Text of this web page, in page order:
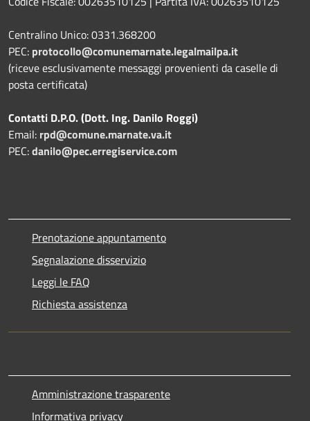
Centralino Unico: 0331.368200
PEC: protocollo@comunemarnate.legalmailpa.it
(riceve esclusivamente messaggi provenienti da caselle di
posta certificata)
Contatti D.P.O. (Dott. Ing. Danilo Roggi)
Email: rpd@comune.marnate.va.it
PEC:danilo@pec.erregiservice.com
Prenotazione appuntamento
Segnalazione disservizio
Leggi le FAQ
Richiesta assistenza
Amministrazione trasparente
Informativa privacy